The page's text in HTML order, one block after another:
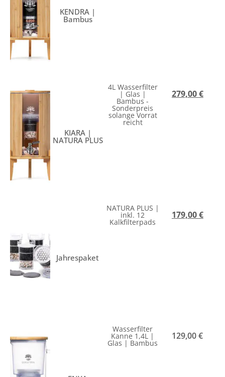
KENDRA |
Bambus
KIARA |
NATURA PLUS
4L Wasserfilter
| Glas |
Bambus -
Sonderpreis
solange Vorrat
reicht
279,00€
Jahrespaket
NATURA PLUS |
inkl. 12
Kalkfilterpads
179,00€
Wasserfilter
Kanne 1,4L |
Glas | Bambus
129,00€